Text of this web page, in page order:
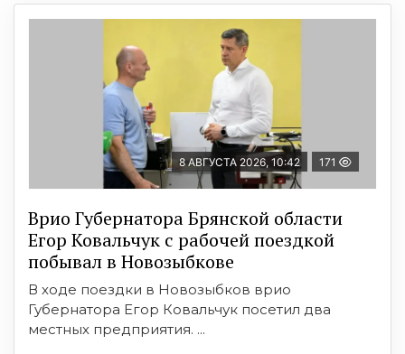
8 АВГУСТА 2026, 10:42 171
Врио Губернатора Брянской области
Егор Ковальчук с рабочей поездкой
побывал в Новозыбкове
В ходе поездки в Новозыбков врио
Губернатора Егор Ковальчук посетил два
местных предприятия. ...